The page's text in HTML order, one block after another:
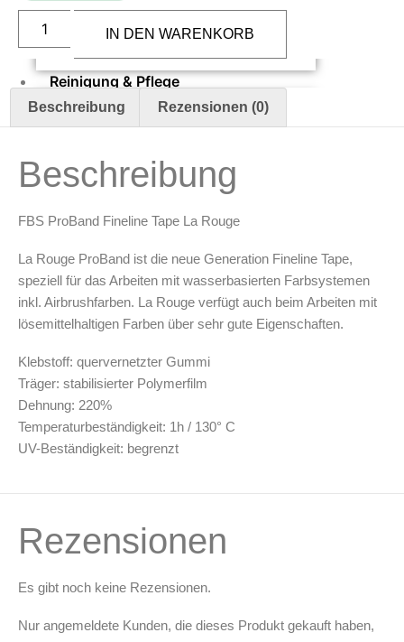
Schablonen & Templates
Reinigung & Pflege
Oberflächenreiniger
Luftreinigung & Filter
Leerbehälter & Mischzubehör
Spezialliteratur & Anleitungen
Gutscheine
X
FBS
LaRouge
ProBand
Fine
Line
Tape
1,6
mm
x
m
Menge
IN DEN WARENKORB
Beschreibung Rezensionen (0)
Beschreibung
FBS ProBand Fineline Tape La Rouge
La Rouge ProBand ist die neue Generation Fineline Tape,
speziell für das Arbeiten mit wasserbasierten Farbsystemen
inkl. Airbrushfarben. La Rouge verfügt auch beim Arbeiten mit
lösemittelhaltigen Farben über sehr gute Eigenschaften.
Klebstoff: quervernetzter Gummi
Träger: stabilisierter Polymerfilm
Dehnung: 220%
Temperaturbeständigkeit: 1h / 130° C
UV-Beständigkeit: begrenzt
Rezensionen
Es gibt noch keine Rezensionen.
Nur angemeldete Kunden, die dieses Produkt gekauft haben,